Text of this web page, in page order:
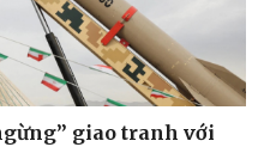
giao tranh với